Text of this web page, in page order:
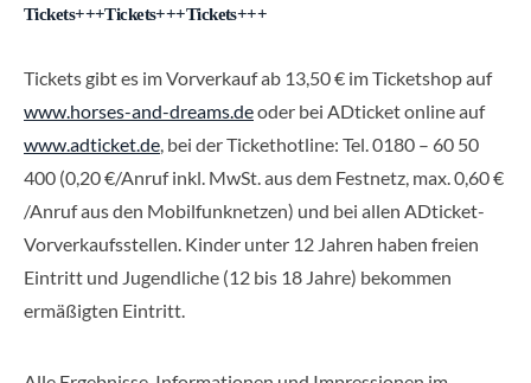
Tickets+++Tickets+++Tickets+++
Tickets gibt es im Vorverkauf ab 13,50 € im Ticketshop auf
www.horses-and-dreams.deoder bei ADticket online auf
www.adticket.de, bei der Tickethotline: Tel. 0180 – 60 50
400 (0,20 €/Anruf inkl. MwSt. aus dem Festnetz, max. 0,60 €
/Anruf aus den Mobilfunknetzen) und bei allen ADticket-
Vorverkaufsstellen. Kinder unter 12 Jahren haben freien
Eintritt und Jugendliche (12 bis 18 Jahre) bekommen
ermäßigten Eintritt.